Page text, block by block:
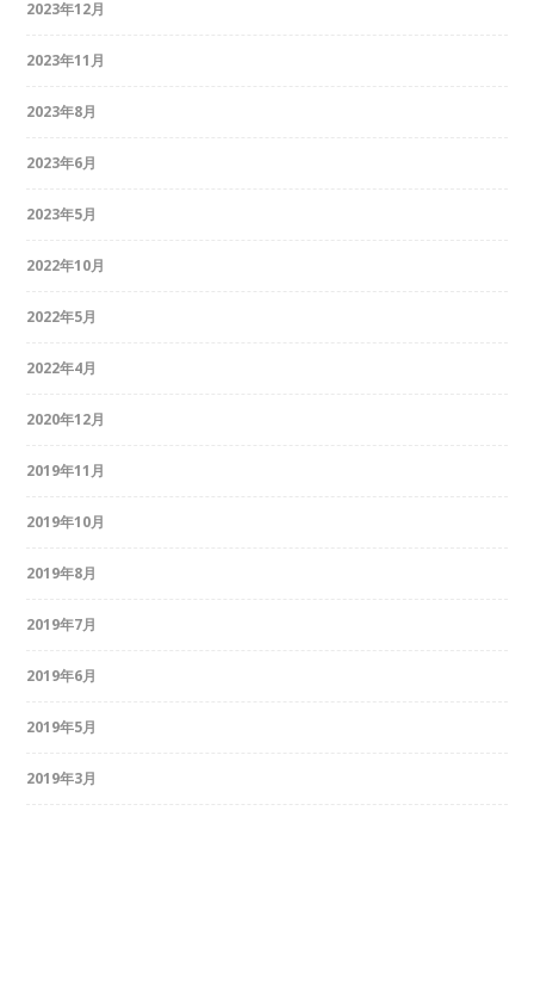
2023年12月
2023年11月
2023年8月
2023年6月
2023年5月
2022年10月
2022年5月
2022年4月
2020年12月
2019年11月
2019年10月
2019年8月
2019年7月
2019年6月
2019年5月
2019年3月